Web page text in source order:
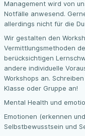
Management wird von
Notfälle anwesend.
allerdings nicht für die
Wir gestalten den
Vermittlungsmethoden
berücksichtigen
andere individuelle
Workshops an.
Klasse oder Gruppe an!
Mental Health und
Emotionen (erkennen
Selbstbewusstsein und